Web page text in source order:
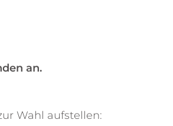
an.
Wahl aufstellen: